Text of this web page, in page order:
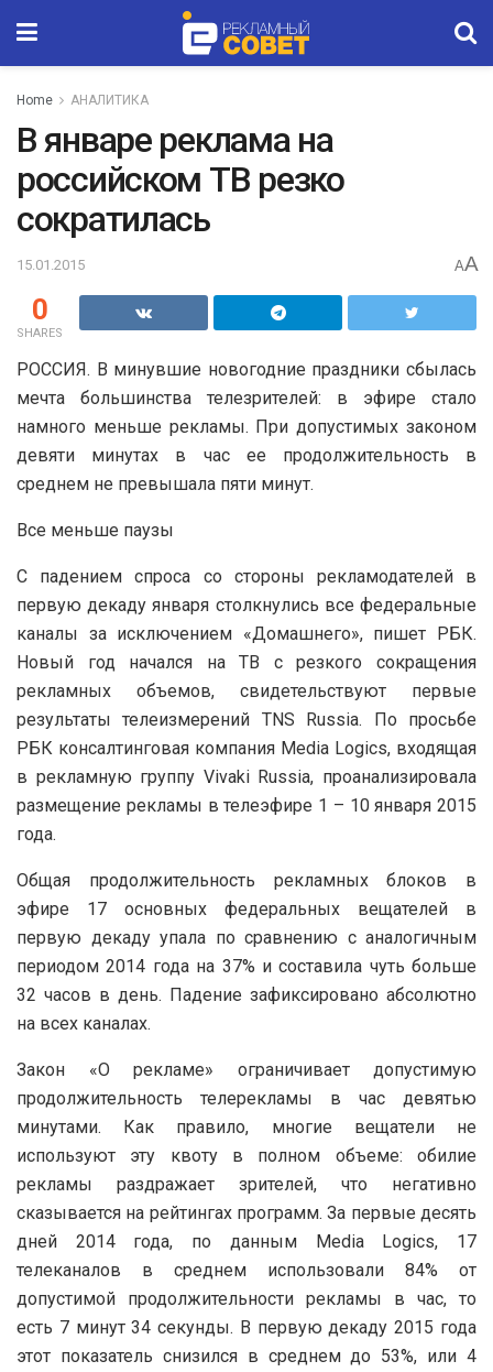
Home АНАЛИТИКА
В январе реклама на
российском ТВ резко
сократилась
15.01.2015 AA
0
SHARES
РОССИЯ. В минувшие новогодние праздники сбылась
мечта большинства телезрителей: в эфире стало
намного меньше рекламы. При допустимых законом
девяти минутах в час ее продолжительность в
среднем не превышала пяти минут.
Все меньше паузы
С падением спроса со стороны рекламодателей в
первую декаду января столкнулись все федеральные
каналы за исключением «Домашнего», пишет РБК.
Новый год начался на ТВ с резкого сокращения
рекламных объемов, свидетельствуют первые
результаты телеизмерений TNS Russia. По просьбе
РБК консалтинговая компания Media Logics, входящая
в рекламную группу Vivaki Russia, проанализировала
размещение рекламы в телеэфире 1 – 10 января 2015
года.
Общая продолжительность рекламных блоков в
эфире 17 основных федеральных вещателей в
первую декаду упала по сравнению с аналогичным
периодом 2014 года на 37% и составила чуть больше
32 часов в день. Падение зафиксировано абсолютно
на всех каналах.
Закон «О рекламе» ограничивает допустимую
продолжительность телерекламы в час девятью
минутами. Как правило, многие вещатели не
используют эту квоту в полном объеме: обилие
рекламы раздражает зрителей, что негативно
сказывается на рейтингах программ. За первые десять
дней 2014 года, по данным Media Logics, 17
телеканалов в среднем использовали 84% от
допустимой продолжительности рекламы в час, то
есть 7 минут 34 секунды. В первую декаду 2015 года
этот показатель снизился в среднем до 53%, или 4